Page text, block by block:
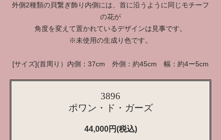
外側2種類の貝繋ぎ飾り内側には、首に沿うように同じモチーフ
の花が
角度を変えて置かれているデザインは見事です。
※未使用の生成り色です。
[サイズ](首周り）内側：37cm 外側：約45cm 幅：約4ー5cm
3896
ポワン・ド・ガーズ
44,000円(税込)